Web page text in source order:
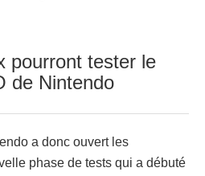
pourront tester le
de Nintendo
a donc ouvert les
phase de tests qui a débuté